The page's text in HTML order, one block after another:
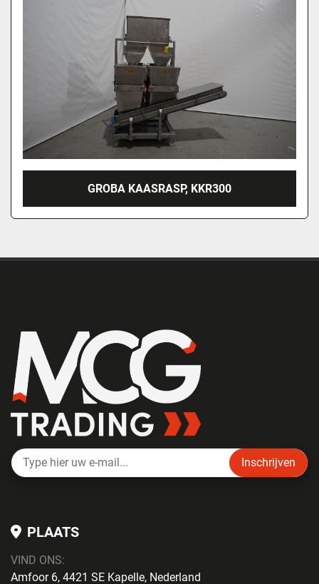
GROBA KAASRASP, KKR300
Inschrijven
PLAATS
VIND ONS:
Amfoor 6, 4421 SE Kapelle, Nederland